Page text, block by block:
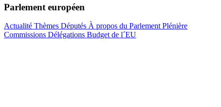
Parlement européen
Actualité Thèmes Députés À propos du Parlement Plénière
Commissions Délégations Budget de l´EU